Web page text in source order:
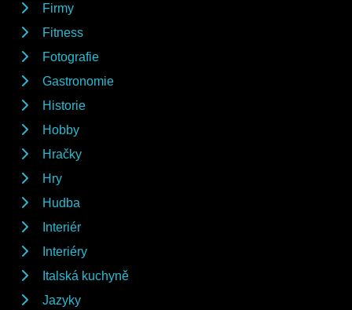
Firmy
Fitness
Fotografie
Gastronomie
Historie
Hobby
Hračky
Hry
Hudba
Interiér
Interiéry
Italská kuchyně
Jazyky